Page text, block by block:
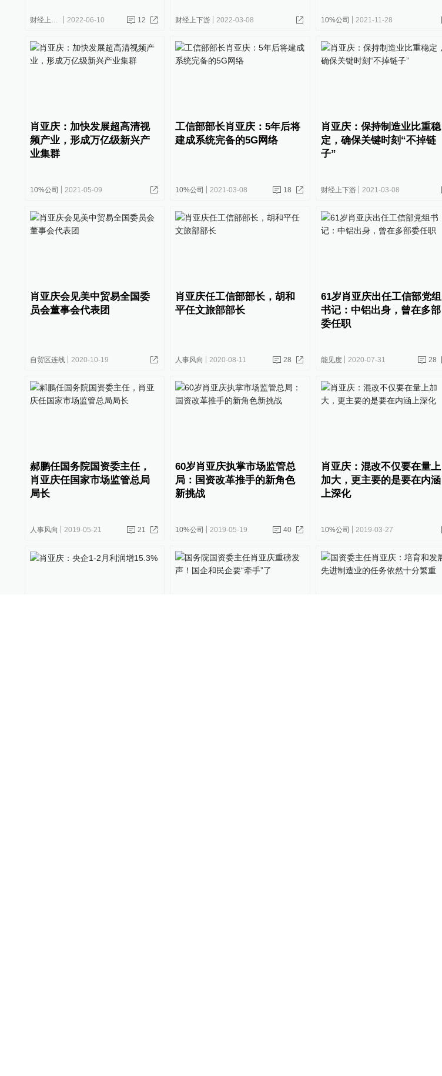
财经上下游 2022-06-10 12 财经上下游 2022-03-08 10%公司 2021-11-28
肖亚庆：加快发展超高清视
频产业，形成万亿级新兴产
业集群
10%公司 2021-05-09
工信部部长肖亚庆：5年后将
建成系统完备的5G网络
10%公司 2021-03-08 18
肖亚庆：保持制造业比重稳
定，确保关键时刻“不掉链
子”
财经上下游 2021-03-08
肖亚庆会见美中贸易全国委
员会董事会代表团
自贸区连线 2020-10-19
肖亚庆任工信部部长，胡和
平任文旅部部长
人事风向 2020-08-11 28
61岁肖亚庆出任工信部党组
书记：中铝出身，曾在多部
委任职
能见度 2020-07-31 28
郝鹏任国务院国资委主任，
肖亚庆任国家市场监管总局
局长
人事风向 2019-05-21 21
60岁肖亚庆执掌市场监管总
局：国资改革推手的新角色
新挑战
10%公司 2019-05-19 40
肖亚庆：混改不仅要在量上
加大，更主要的是要在内涵
上深化
10%公司 2019-03-27